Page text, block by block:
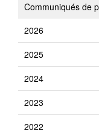
Communiqués de
2026
2025
2024
2023
2022